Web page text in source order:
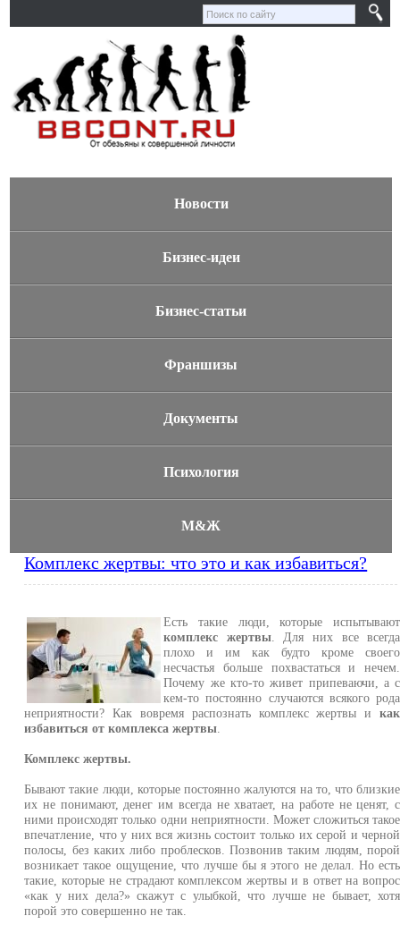
Новости
Бизнес-идеи
Бизнес-статьи
Франшизы
Документы
Психология
М&Ж
Комплекс жертвы: что это и как избавиться?
Есть такие люди, которые испытывают
комплекс жертвы. Для них все всегда
плохо и им как будто кроме своего
несчастья больше похвастаться и нечем.
Почему же кто-то живет припеваючи, а с
кем-то постоянно случаются всякого рода
неприятности? Как вовремя распознать комплекс жертвы икак
избавиться от комплекса жертвы
Комплекс жертвы.
Бывают такие люди, которые постоянно жалуются на то, что близкие
их не понимают, денег им всегда не хватает, на работе не ценят, с
ними происходят только одни неприятности. Может сложиться такое
впечатление, что у них вся жизнь состоит только их серой и черной
полосы, без каких либо проблесков. Позвонив таким людям, порой
возникает такое ощущение, что лучше бы я этого не делал. Но есть
такие, которые не страдают комплексом жертвы и в ответ на вопрос
«как у них дела?» скажут с улыбкой, что лучше не бывает, хотя
порой это совершенно не так.